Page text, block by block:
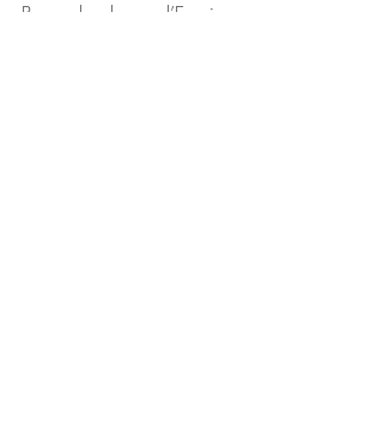
Bernardaud, sous l’Empire